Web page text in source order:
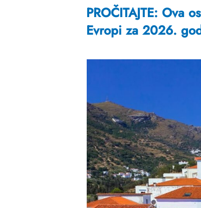
PROČITAJTE: Ova
Evropi za 2026.